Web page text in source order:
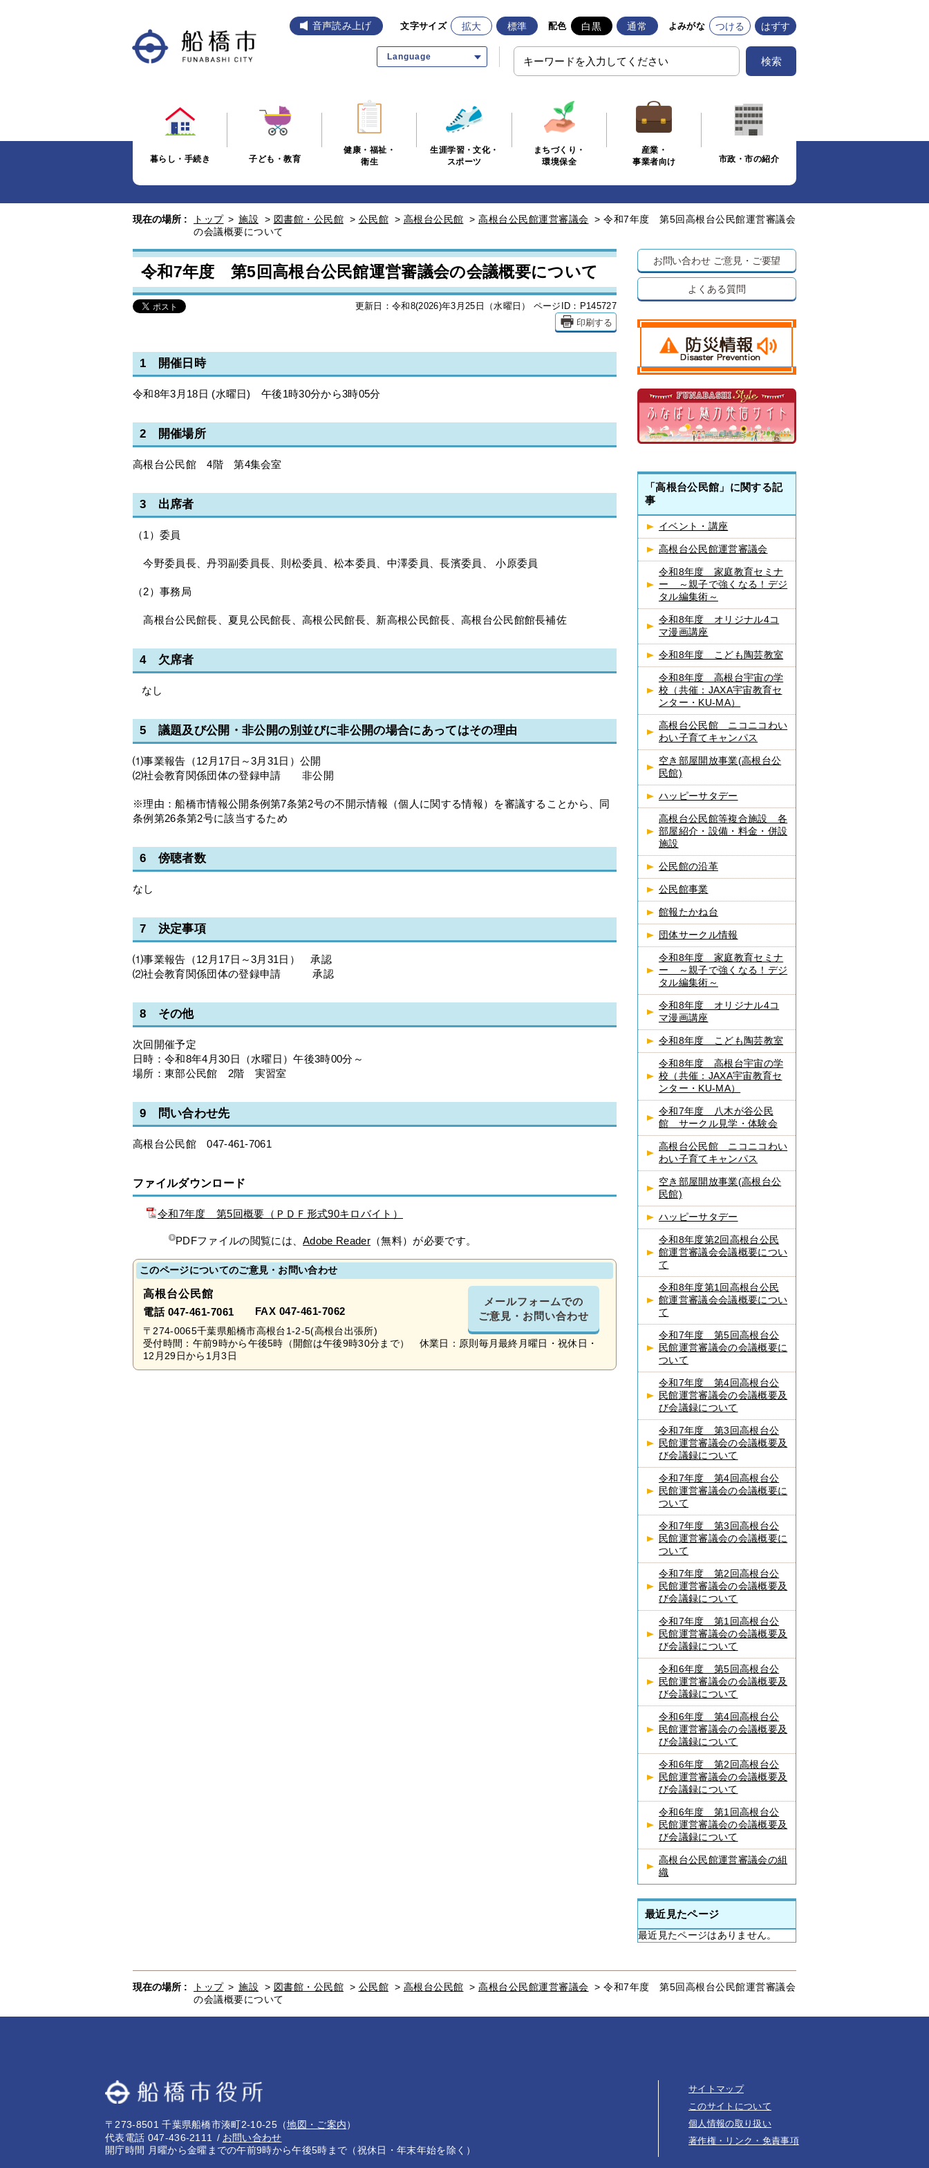
音声読み上げ 文字サイズ 拡大 標準 配色 白黒 通常 よみがな つける はずす
Language 検索
暮らし・手続き 子ども・教育
健康・福祉・
衛生
生涯学習・文化・
スポーツ
まちづくり・
環境保全
産業・
事業者向け
市政・市の紹介
現在の場所 : トップ > 施設 > 図書館・公民館 > 公民館 > 高根台公民館 > 高根台公民館運営審議会 > 令和7年度 第5回高根台公民館運営審議会
の会議概要について
令和7年度 第5回高根台公民館運営審議会の会議概要について
更新日：令和8(2026)年3月25日（水曜日） ページID：P145727
印刷する
1 開催日時
令和8年3月18日 (水曜日) 午後1時30分から3時05分
2 開催場所
高根台公民館 4階 第4集会室
3 出席者
（1）委員
今野委員長、丹羽副委員長、則松委員、松本委員、中澤委員、長濱委員、 小原委員
（2）事務局
高根台公民館長、夏見公民館長、高根公民館長、新高根公民館長、高根台公民館館長補佐
4 欠席者
なし
5 議題及び公開・非公開の別並びに非公開の場合にあってはその理由
⑴事業報告（12月17日～3月31日）公開
⑵社会教育関係団体の登録申請 非公開
※理由：船橋市情報公開条例第7条第2号の不開示情報（個人に関する情報）を審議することから、同
条例第26条第2号に該当するため
6 傍聴者数
なし
7 決定事項
⑴事業報告（12月17日～3月31日） 承認
⑵社会教育関係団体の登録申請 承認
8 その他
次回開催予定
日時：令和8年4月30日（水曜日）午後3時00分～
場所：東部公民館 2階 実習室
9 問い合わせ先
高根台公民館 047-461-7061
ファイルダウンロード
令和7年度 第5回概要（ＰＤＦ形式90キロバイト）
PDFファイルの閲覧には、Adobe Reader （無料）が必要です。
このページについてのご意見・お問い合わせ
高根台公民館
電話 047-461-7061 FAX 047-461-7062
メールフォームでの
ご意見・お問い合わせ
〒274-0065千葉県船橋市高根台1-2-5(高根台出張所)
受付時間：午前9時から午後5時（開館は午後9時30分まで） 休業日：原則毎月最終月曜日・祝休日・
12月29日から1月3日
お問い合わせ ご意見・ご要望
よくある質問
「高根台公民館」に関する記
事
イベント・講座
高根台公民館運営審議会
令和8年度 家庭教育セミナ
ー ～親子で強くなる！デジ
タル編集術～
令和8年度 オリジナル4コ
マ漫画講座
令和8年度 こども陶芸教室
令和8年度 高根台宇宙の学
校（共催：JAXA宇宙教育セ
ンター・KU-MA）
高根台公民館 ニコニコわい
わい子育てキャンパス
空き部屋開放事業(高根台公
民館)
ハッピーサタデー
高根台公民館等複合施設 各
部屋紹介・設備・料金・併設
施設
公民館の沿革
公民館事業
館報たかね台
団体サークル情報
令和8年度 家庭教育セミナ
ー ～親子で強くなる！デジ
タル編集術～
令和8年度 オリジナル4コ
マ漫画講座
令和8年度 こども陶芸教室
令和8年度 高根台宇宙の学
校（共催：JAXA宇宙教育セ
ンター・KU-MA）
令和7年度 八木が谷公民
館 サークル見学・体験会
高根台公民館 ニコニコわい
わい子育てキャンパス
空き部屋開放事業(高根台公
民館)
ハッピーサタデー
令和8年度第2回高根台公民
館運営審議会会議概要につい
て
令和8年度第1回高根台公民
館運営審議会会議概要につい
て
令和7年度 第5回高根台公
民館運営審議会の会議概要に
ついて
令和7年度 第4回高根台公
民館運営審議会の会議概要及
び会議録について
令和7年度 第3回高根台公
民館運営審議会の会議概要及
び会議録について
令和7年度 第4回高根台公
民館運営審議会の会議概要に
ついて
令和7年度 第3回高根台公
民館運営審議会の会議概要に
ついて
令和7年度 第2回高根台公
民館運営審議会の会議概要及
び会議録について
令和7年度 第1回高根台公
民館運営審議会の会議概要及
び会議録について
令和6年度 第5回高根台公
民館運営審議会の会議概要及
び会議録について
令和6年度 第4回高根台公
民館運営審議会の会議概要及
び会議録について
令和6年度 第2回高根台公
民館運営審議会の会議概要及
び会議録について
令和6年度 第1回高根台公
民館運営審議会の会議概要及
び会議録について
高根台公民館運営審議会の組
織
最近見たページ
最近見たページはありません。
現在の場所 : トップ > 施設 > 図書館・公民館 > 公民館 > 高根台公民館 > 高根台公民館運営審議会 > 令和7年度 第5回高根台公民館運営審議会
の会議概要について
〒273-8501 千葉県船橋市湊町2-10-25 （地図・ご案内）
代表電話 047-436-2111
お問い合わせ
開庁時間 月曜から金曜までの午前9時から午後5時まで（祝休日・年末年始を除く）
サイトマップ
このサイトについて
個人情報の取り扱い
著作権・リンク・免責事項